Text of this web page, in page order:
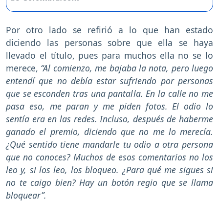
Por otro lado se refirió a lo que han estado
diciendo las personas sobre que ella se haya
llevado el título, pues para muchos ella no se lo
merece, “Al comienzo, me bajaba la nota, pero luego
entendí que no debía estar sufriendo por personas
que se esconden tras una pantalla. En la calle no me
pasa eso, me paran y me piden fotos. El odio lo
sentía era en las redes. Incluso, después de haberme
ganado el premio, diciendo que no me lo merecía.
¿Qué sentido tiene mandarle tu odio a otra persona
que no conoces? Muchos de esos comentarios no los
leo y, si los leo, los bloqueo. ¿Para qué me sigues si
no te caigo bien? Hay un botón regio que se llama
bloquear”.